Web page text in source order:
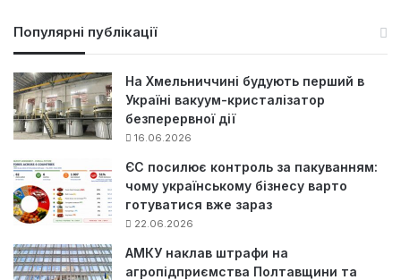
Популярні публікації
На Хмельниччині будують перший в
Україні вакуум-кристалізатор
безперервної дії
16.06.2026
ЄС посилює контроль за пакуванням:
чому українському бізнесу варто
готуватися вже зараз
22.06.2026
АМКУ наклав штрафи на
агропідприємства Полтавщини та